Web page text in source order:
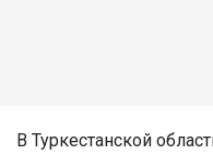
В Туркестанской